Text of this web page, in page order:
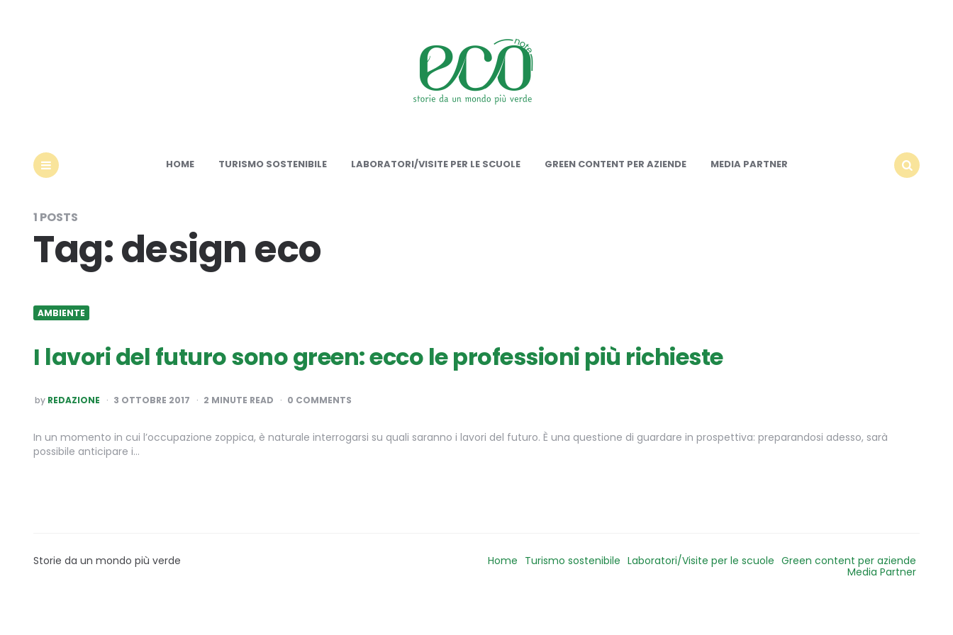
HOME TURISMO SOSTENIBILE LABORATORI/VISITE PER LE SCUOLE GREEN CONTENT PER AZIENDE
MEDIA PARTNER
1 POSTS
Tag:design eco
AMBIENTE
I lavori del futuro sono green: ecco le professioni più richieste
POSTED
BY
by REDAZIONE 3 OTTOBRE 2017 2 MINUTE READ 0 COMMENTS
In un momento in cui l’occupazione zoppica, è naturale interrogarsi su quali saranno i lavori del futuro. È una questione di guardare in prospettiva: preparandosi adesso, sarà
possibile anticipare i…
Storie da un mondo più verde Home Turismo sostenibile Laboratori/Visite per le scuole Green content per aziende
Media Partner